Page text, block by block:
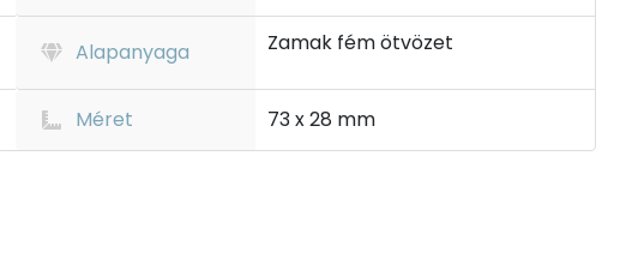
Alapanyaga Zamak fém ötvözet
Méret 73 x 28 mm